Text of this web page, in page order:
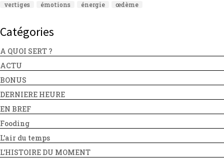
vertiges
émotions énergie œdème
Catégories
A QUOI SERT ?
ACTU
BONUS
DERNIERE HEURE
EN BREF
Fooding
L'air du temps
L'HISTOIRE DU MOMENT